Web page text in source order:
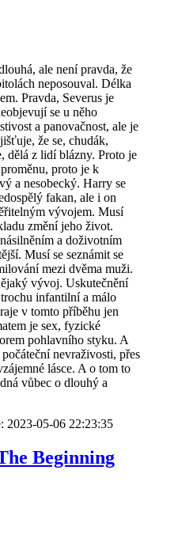
ale není pravda, že
neposouval. Délka
Pravda, Severus je
se u něho
a panovačnost, ale je
že se, chudák,
dělá z lidí blázny. Proto je
proto je k
a nesobecký. Harry se
fakan, ale i on
vývojem. Musí
změní jeho život.
a doživotním
Musí se seznámit se
mezi dvěma muži.
vývoj. Uskutečnění
infantilní a málo
v tomto příběhu jen
je sex, fyzické
pohlavního styku. A
nevraživosti, přes
lásce. A o tom to
vůbec o dlouhý a
05-06 22:23:35
Beginning